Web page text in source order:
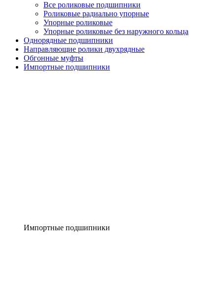
Все роликовые подшипники
Роликовые радиально упорные
Упорные роликовые
Упорные роликовые без наружного кольца
Однорядные подшипники
Направляющие ролики двухрядные
Обгонные муфты
Импортные подшипники
Импортные подшипники